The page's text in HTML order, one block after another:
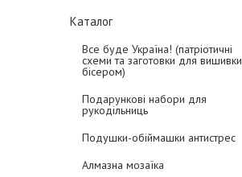
Каталог
Все буде Україна! (патріотичні
схеми та заготовки для вишивки
бісером)
Подарункові набори для
рукодільниць
Подушки-обіймашки антистрес
Алмазна мозаїка